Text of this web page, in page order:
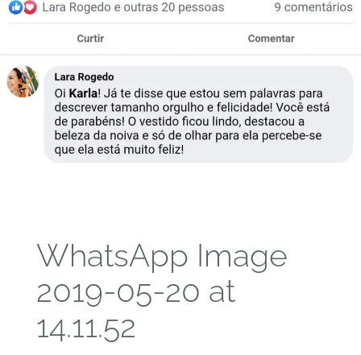
WhatsApp Image
2019-05-20 at
14.11.52